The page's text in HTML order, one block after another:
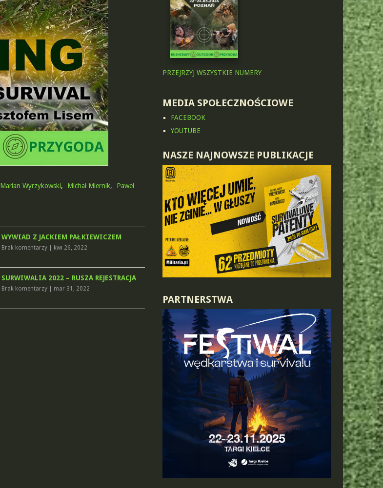
Marian Wyrzykowski, Michał Miernik,
Paweł
WYWIAD Z JACKIEM PAŁKIEWICZEM
Brak komentarzy| kwi 26, 2022
SURWIWALIA 2022 – RUSZA REJESTRACJA
Brak komentarzy| mar 31, 2022
PRZEJRZYJ WSZYSTKIE NUMERY
MEDIA SPOŁECZNOŚCIOWE
FACEBOOK
YOUTUBE
NASZE NAJNOWSZE PUBLIKACJE
PARTNERSTWA